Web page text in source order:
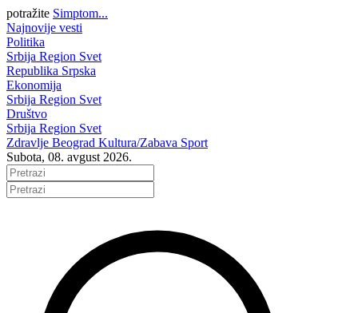
potražite Simptom...
Najnovije vesti
Politika
Srbija Region Svet
Republika Srpska
Ekonomija
Srbija Region Svet
Društvo
Srbija Region Svet
Zdravlje Beograd Kultura/Zabava Sport
Subota, 08. avgust 2026.